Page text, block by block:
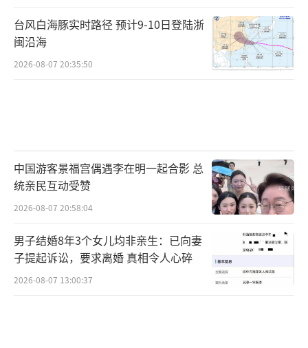
台风白海豚实时路径 预计9-10日登陆浙
闽沿海
2026-08-07 20:35:50
中国游客景福宫偶遇李在明一起合影 总
统亲民互动受赞
2026-08-07 20:58:04
男子结婚8年3个女儿均非亲生：已向妻
子提起诉讼，要求离婚 真相令人心碎
2026-08-07 13:00:37